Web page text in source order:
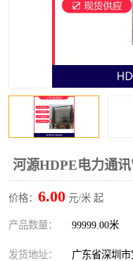
河源HDPE电力通
价格： 6.00 元/米 起
产品数量： 99999.00米
发货地址： 广东省深圳